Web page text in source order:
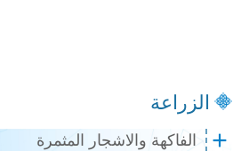
الزراعة
الفاكهة والاشجار المثمرة